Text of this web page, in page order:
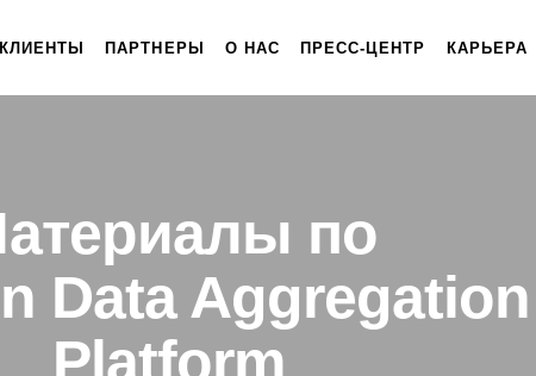
КЛИЕНТЫ ПАРТНЕРЫ О НАС ПРЕСС-ЦЕНТР КАРЬЕРА
по
Data Aggregation
Platform